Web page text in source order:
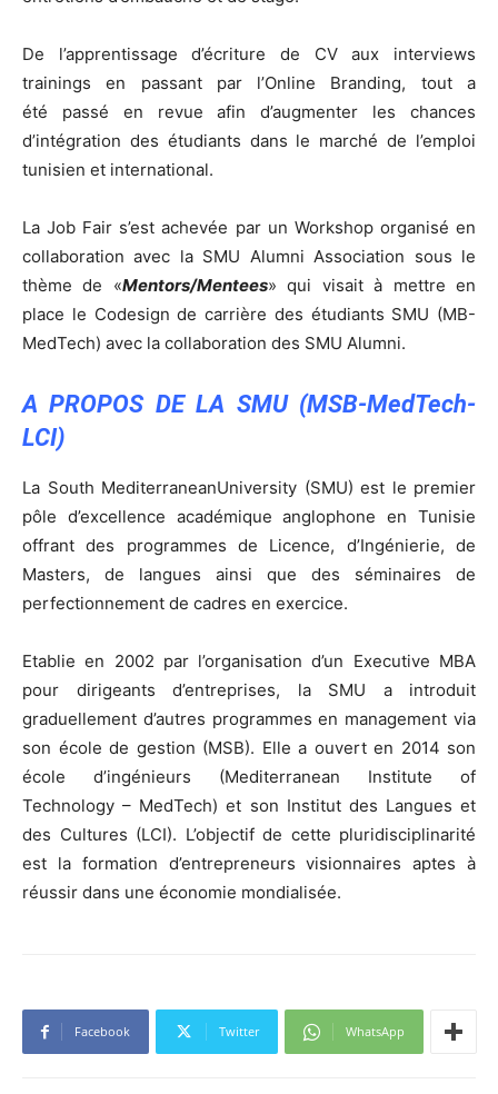
De l’apprentissage d’écriture de CV aux interviews
trainings en passant par l’Online Branding, tout a
été passé en revue afin d’augmenter les chances
d’intégration des étudiants dans le marché de l’emploi
tunisien et international.
La Job Fair s’est achevée par un Workshop organisé en
collaboration avec la SMU Alumni Association sous le
thème de «Mentors/Mentees» qui visait à mettre en
place le Codesign de carrière des étudiants SMU (MB-
MedTech) avec la collaboration des SMU Alumni.
A PROPOS DE LA SMU (MSB-MedTech-
LCI)
La South MediterraneanUniversity (SMU) est le premier
pôle d’excellence académique anglophone en Tunisie
offrant des programmes de Licence, d’Ingénierie, de
Masters, de langues ainsi que des séminaires de
perfectionnement de cadres en exercice.
Etablie en 2002 par l’organisation d’un Executive MBA
pour dirigeants d’entreprises, la SMU a introduit
graduellement d’autres programmes en management via
son école de gestion (MSB). Elle a ouvert en 2014 son
école d’ingénieurs (Mediterranean Institute of
Technology – MedTech) et son Institut des Langues et
des Cultures (LCI). L’objectif de cette pluridisciplinarité
est la formation d’entrepreneurs visionnaires aptes à
réussir dans une économie mondialisée.
Facebook Twitter WhatsApp